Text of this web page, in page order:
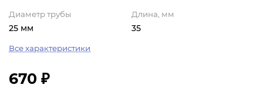
Диаметр трубы
25 мм
Длина, мм
35
Все характеристики
670 ₽